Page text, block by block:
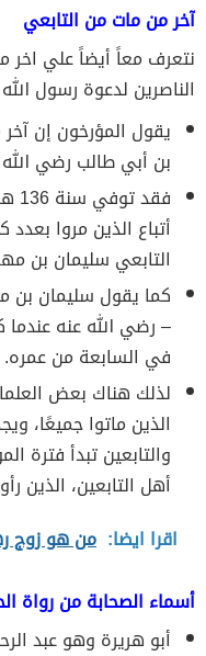
آخر من مات من التابعي
نتعرف معاً أيضاً علي اخر
الناصرين لدعوة رسول
يقول المؤرخون إن
بن أبي طالب رضي
أتباع الذين مروا
التابعي سليمان بن
كما يقول سليمان بن
– رضي الله عنه عندما
في السابعة من عمره.
لذلك هناك بعض
الذين ماتوا جميعًا،
والتابعين تبدأ فترة
أهل التابعين، الذين
اقرا ايضا: من هو زوج
أسماء الصحابة من رواة
أبو هريرة وهو عبد